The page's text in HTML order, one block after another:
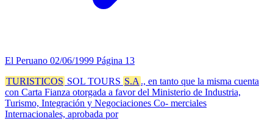
El Peruano 02/06/1999 Página 13
TURISTICOS SOL TOURS S.A ., en tanto que la misma cuenta
con Carta Fianza otorgada a favor del Ministerio de Industria,
Turismo, Integración y Negociaciones Co- merciales
Internacionales, aprobada por